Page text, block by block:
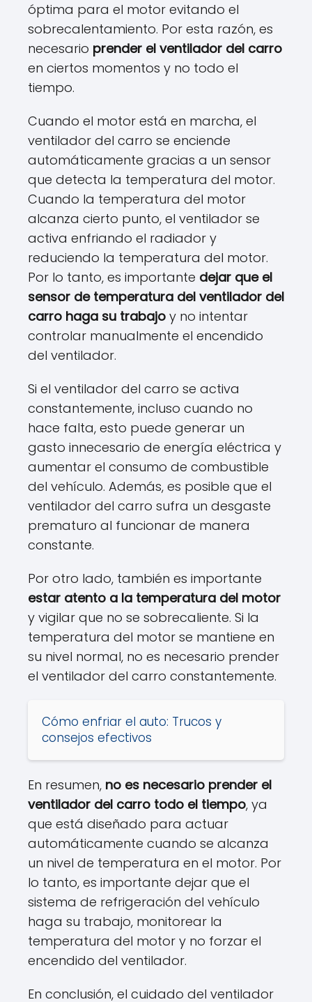
óptima para el motor evitando el
sobrecalentamiento. Por esta razón, es
necesario prender el ventilador del carro
en ciertos momentos y no todo el
tiempo.
Cuando el motor está en marcha, el
ventilador del carro se enciende
automáticamente gracias a un sensor
que detecta la temperatura del motor.
Cuando la temperatura del motor
alcanza cierto punto, el ventilador se
activa enfriando el radiador y
reduciendo la temperatura del motor.
Por lo tanto, es importante dejar que el
sensor de temperatura del ventilador del
carro haga su trabajo y no intentar
controlar manualmente el encendido
del ventilador.
Si el ventilador del carro se activa
constantemente, incluso cuando no
hace falta, esto puede generar un
gasto innecesario de energía eléctrica y
aumentar el consumo de combustible
del vehículo. Además, es posible que el
ventilador del carro sufra un desgaste
prematuro al funcionar de manera
constante.
Por otro lado, también es importante
estar atento a la temperatura del motor
y vigilar que no se sobrecaliente. Si la
temperatura del motor se mantiene en
su nivel normal, no es necesario prender
el ventilador del carro constantemente.
Cómo enfriar el auto: Trucos y
consejos efectivos
En resumen, no es necesario prender el
ventilador del carro todo el tiempo, ya
que está diseñado para actuar
automáticamente cuando se alcanza
un nivel de temperatura en el motor. Por
lo tanto, es importante dejar que el
sistema de refrigeración del vehículo
haga su trabajo, monitorear la
temperatura del motor y no forzar el
encendido del ventilador.
En conclusión, el cuidado del ventilador